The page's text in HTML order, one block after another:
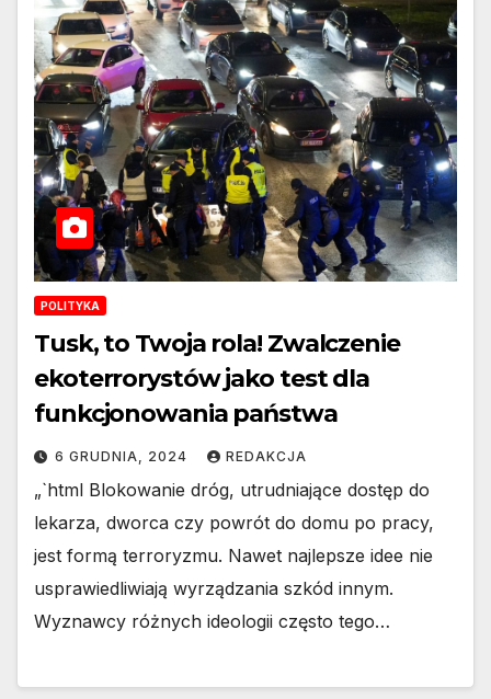
POLITYKA
Tusk, to Twoja rola! Zwalczenie
ekoterrorystów jako test dla
funkcjonowania państwa
6 GRUDNIA, 2024 REDAKCJA
„`html Blokowanie dróg, utrudniające dostęp do
lekarza, dworca czy powrót do domu po pracy,
jest formą terroryzmu. Nawet najlepsze idee nie
usprawiedliwiają wyrządzania szkód innym.
Wyznawcy różnych ideologii często tego…